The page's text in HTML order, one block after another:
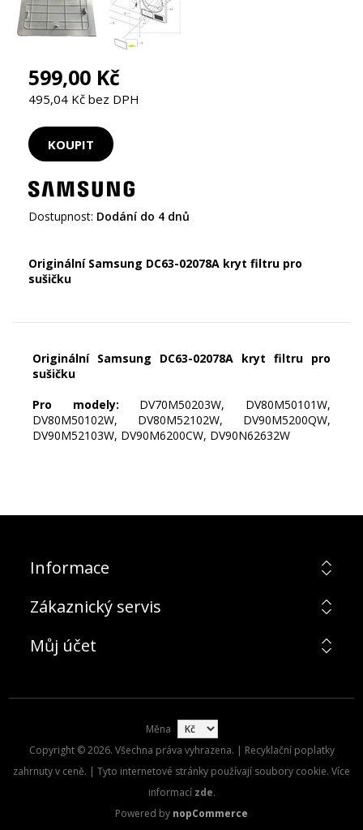
599,00 Kč
495,04 Kč bez DPH
Dostupnost: Dodání do 4 dnů
Originální Samsung DC63-02078A kryt filtru pro
sušičku
Originální Samsung DC63-02078A kryt filtru pro
sušičku
Pro modely: DV70M50203W, DV80M50101W,
DV80M50102W, DV80M52102W, DV90M5200QW,
DV90M52103W, DV90M6200CW, DV90N62632W
Informace
Zákaznický servis
Můj účet
Měna
Copyright © 2026. Všechna práva vyhrazena. | Recyklační poplatky
zahrnuty v ceně. | Tyto internetové stránky používají soubory cookie. Více
informací zde.
Powered by nopCommerce